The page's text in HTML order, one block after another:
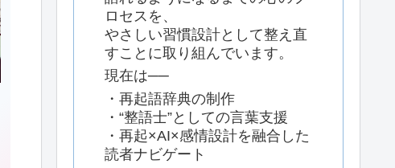
ロセスを、
やさしい習慣設計として整え直
すことに取り組んでいます。
現在は──
・再起語辞典の制作
・“整語士”としての言葉支援
・再起×AI×感情設計を融合した
読者ナビゲート